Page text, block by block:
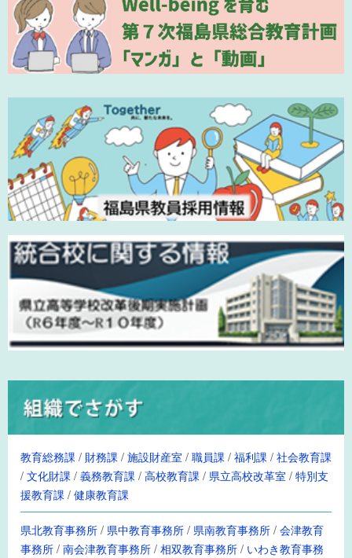
教育総務課 / 財務課 /施設財産室 /職員課 /福利課 /社会教育課
/文化財課 /義務教育課 /高校教育課 / 県立高校改革室 /特別支
援教育課 /健康教育課
県北教育事務所/ 県中教育事務所/ 県南教育事務所/会津教育
事務所/南会津教育事務所/相双教育事務所/ いわき教育事務